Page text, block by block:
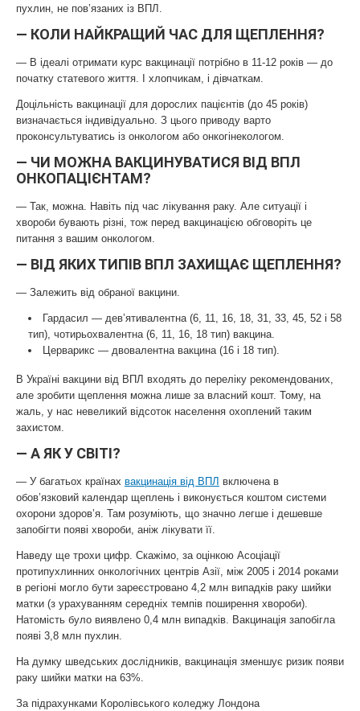
пухлин, не пов’язаних із ВПЛ.
— КОЛИ НАЙКРАЩИЙ ЧАС ДЛЯ ЩЕПЛЕННЯ?
— В ідеалі отримати курс вакцинації потрібно в 11-12 років — до
початку статевого життя. І хлопчикам, і дівчаткам.
Доцільність вакцинації для дорослих пацієнтів (до 45 років)
визначається індивідуально. З цього приводу варто
проконсультуватись із онкологом або онкогінекологом.
— ЧИ МОЖНА ВАКЦИНУВАТИСЯ ВІД ВПЛ
ОНКОПАЦІЄНТАМ?
— Так, можна. Навіть під час лікування раку. Але ситуації і
хвороби бувають різні, тож перед вакцинацією обговоріть це
питання з вашим онкологом.
— ВІД ЯКИХ ТИПІВ ВПЛ ЗАХИЩАЄ ЩЕПЛЕННЯ?
— Залежить від обраної вакцини.
Гардасил — дев’ятивалентна (6, 11, 16, 18, 31, 33, 45, 52 і 58
тип), чотирьохвалентна (6, 11, 16, 18 тип) вакцина.
Церварикс — двовалентна вакцина (16 і 18 тип).
В Україні вакцини від ВПЛ входять до переліку рекомендованих,
але зробити щеплення можна лише за власний кошт. Тому, на
жаль, у нас невеликий відсоток населення охоплений таким
захистом.
— А ЯК У СВІТІ?
— У багатьох країнах вакцинація від ВПЛ включена в
обов’язковий календар щеплень і виконується коштом системи
охорони здоров’я. Там розуміють, що значно легше і дешевше
запобігти появі хвороби, аніж лікувати її.
Наведу ще трохи цифр. Скажімо, за оцінкою Асоціації
протипухлинних онкологічних центрів Азії, між 2005 і 2014 роками
в регіоні могло бути зареєстровано 4,2 млн випадків раку шийки
матки (з урахуванням середніх темпів поширення хвороби).
Натомість було виявлено 0,4 млн випадків. Вакцинація запобігла
появі 3,8 млн пухлин.
На думку шведських дослідників, вакцинація зменшує ризик появи
раку шийки матки на 63%.
За підрахунками Королівського коледжу Лондона